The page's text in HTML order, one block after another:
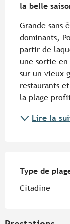
la belle
Grande sans
dominants,
partir de
une sortie en
sur un vieux
restaurants
la plage
Lire la
Type de
Type de
Citadine